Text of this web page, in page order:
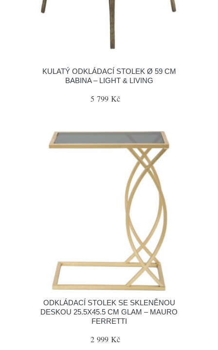
KULATÝ ODKLÁDACÍ STOLEK Ø 59 CM
BABINA – LIGHT & LIVING
5 799 Kč
ODKLÁDACÍ STOLEK SE SKLENĚNOU
DESKOU 25.5X45.5 CM GLAM – MAURO
FERRETTI
2 999 Kč